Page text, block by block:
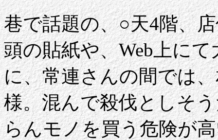
巷で話題の、○天4階、
頭の貼紙や、Web上に
に、常連さんの間では
様。混んで殺伐としそ
らんモノを買う危険が